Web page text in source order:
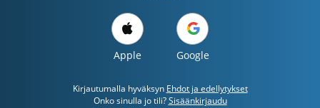
Apple Google
Kirjautumalla hyväksyn Ehdot ja edellytykset
Onko sinulla jo tili?Sisäänkirjaudu